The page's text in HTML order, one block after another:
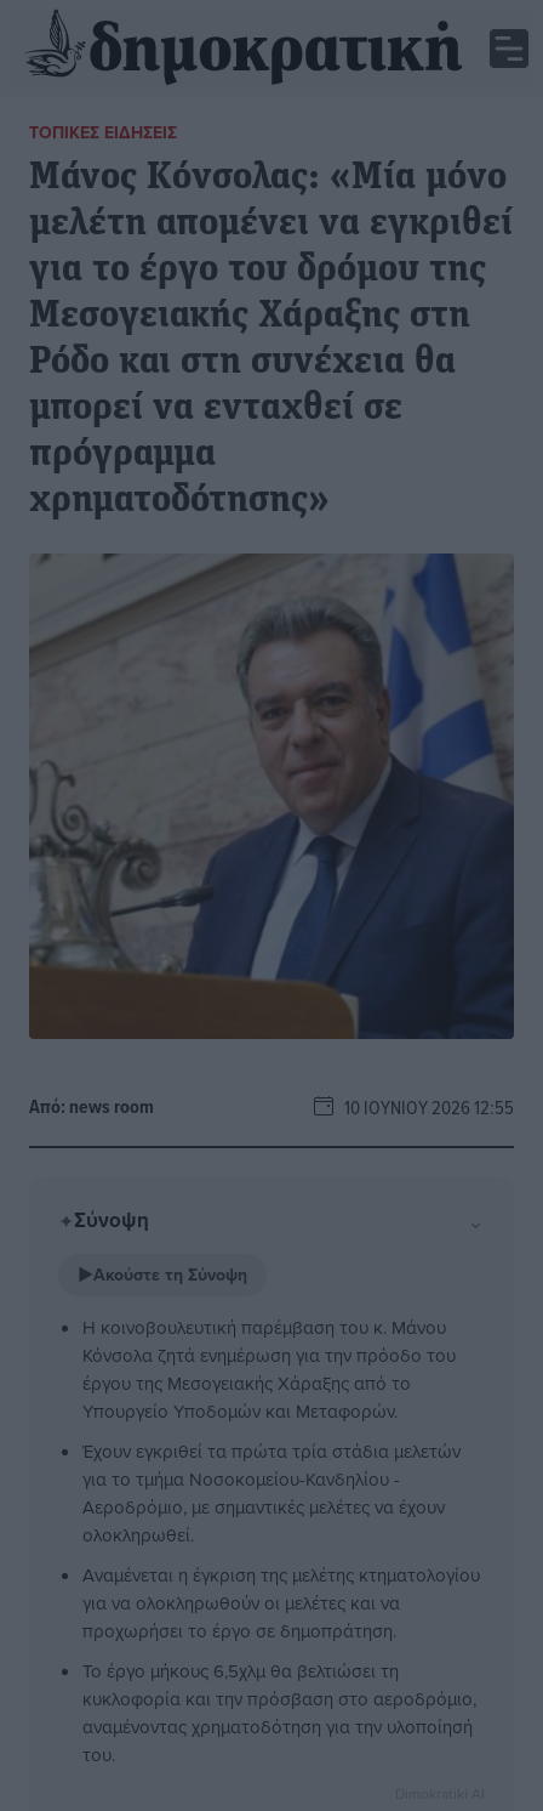
ΤΟΠΙΚΈΣ ΕΙΔΉΣΕΙΣ
Μάνος Κόνσολας: «Μία μόνο
μελέτη απομένει να εγκριθεί
για το έργο του δρόμου της
Μεσογειακής Χάραξης στη
Ρόδο και στη συνέχεια θα
μπορεί να ενταχθεί σε
πρόγραμμα
χρηματοδότησης»
Από: news room 10 ΙΟΥΝΊΟΥ 2026 12:55
✦Σύνοψη ⌄
▶Ακούστε τη Σύνοψη
Η κοινοβουλευτική παρέμβαση του κ. Μάνου
Κόνσολα ζητά ενημέρωση για την πρόοδο του
έργου της Μεσογειακής Χάραξης από το
Υπουργείο Υποδομών και Μεταφορών.
Έχουν εγκριθεί τα πρώτα τρία στάδια μελετών
για το τμήμα Νοσοκομείου-Κανδηλίου -
Αεροδρόμιο, με σημαντικές μελέτες να έχουν
ολοκληρωθεί.
Αναμένεται η έγκριση της μελέτης κτηματολογίου
για να ολοκληρωθούν οι μελέτες και να
προχωρήσει το έργο σε δημοπράτηση.
Το έργο μήκους 6,5χλμ θα βελτιώσει τη
κυκλοφορία και την πρόσβαση στο αεροδρόμιο,
αναμένοντας χρηματοδότηση για την υλοποίησή
του.